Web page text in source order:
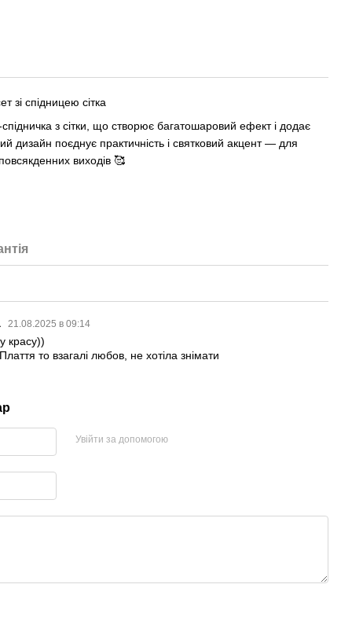
зі спідницею сітка
з сітки, що створює багатошаровий ефект і додає
дизайн поєднує практичність і святковий акцент — для
виходів 🥰
21.08.2025 в 09:14
красу))
то взагалі любов, не хотіла знімати
Увійти за допомогою